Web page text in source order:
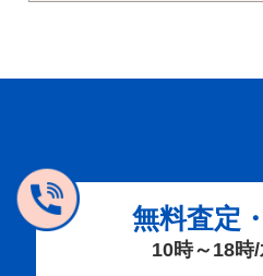
無料査定
10時～18時